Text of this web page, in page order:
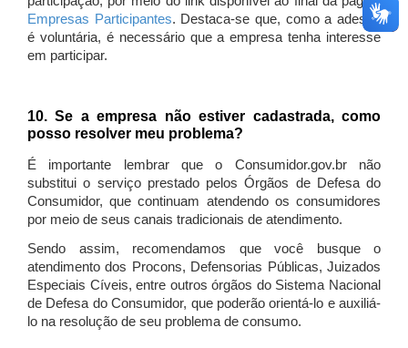
Empresas Participantes. Destaca-se que, como a adesão
é voluntária, é necessário que a empresa tenha interesse
em participar.
10. Se a empresa não estiver cadastrada, como
posso resolver meu problema?
É importante lembrar que o Consumidor.gov.br não
substitui o serviço prestado pelos Órgãos de Defesa do
Consumidor, que continuam atendendo os consumidores
por meio de seus canais tradicionais de atendimento.
Sendo assim, recomendamos que você busque o
atendimento dos Procons, Defensorias Públicas, Juizados
Especiais Cíveis, entre outros órgãos do Sistema Nacional
de Defesa do Consumidor, que poderão orientá-lo e auxiliá-
lo na resolução de seu problema de consumo.